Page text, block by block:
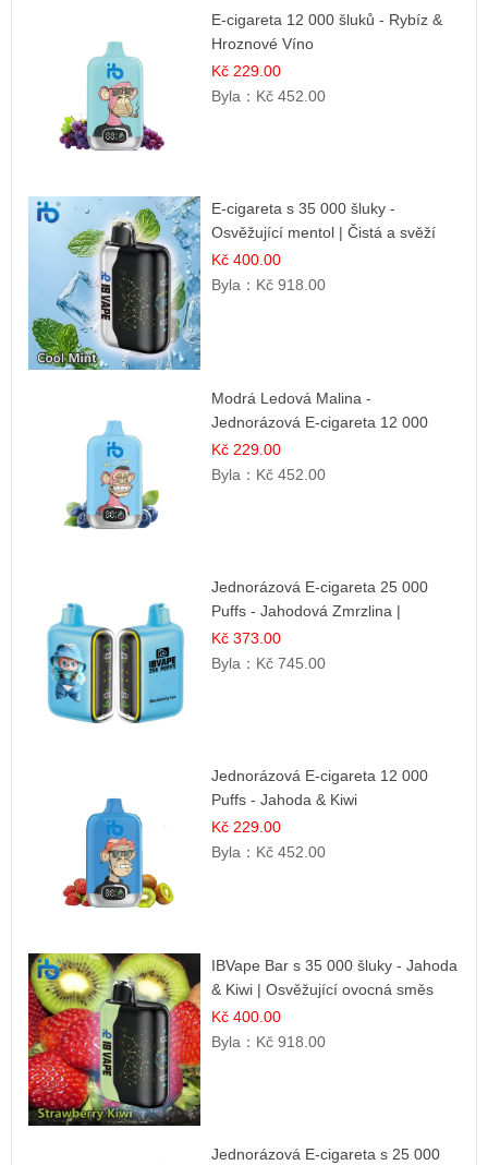
E-cigareta 12 000 šluků - Rybíz &
Hroznové Víno
Kč 229.00
Byla： Kč 452.00
E-cigareta s 35 000 šluky -
Osvěžující mentol | Čistá a svěží
chuť
Kč 400.00
Byla： Kč 918.00
Modrá Ledová Malina -
Jednorázová E-cigareta 12 000
šluků | Osvěžující Bobulová Příchuť
Kč 229.00
Byla： Kč 452.00
Jednorázová E-cigareta 25 000
Puffs - Jahodová Zmrzlina |
Krémová sladká příchuť
Kč 373.00
Byla： Kč 745.00
Jednorázová E-cigareta 12 000
Puffs - Jahoda & Kiwi
Kč 229.00
Byla： Kč 452.00
IBVape Bar s 35 000 šluky - Jahoda
& Kiwi | Osvěžující ovocná směs
Kč 400.00
Byla： Kč 918.00
Jednorázová E-cigareta s 25 000